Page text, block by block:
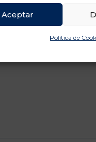
Aceptar
Política de